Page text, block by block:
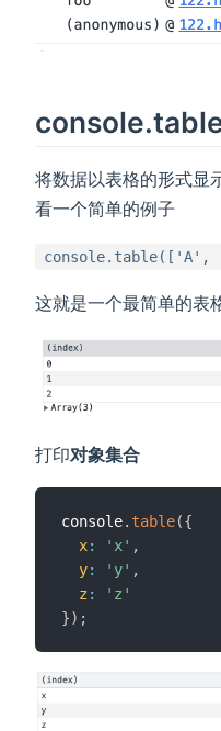
将数据以表格的形式显
看一个简单的例子
这就是一个最简单的表
打印对象集合
console. table({
x: 'x' ,
y: 'y' ,
z :
'z'
}) ;